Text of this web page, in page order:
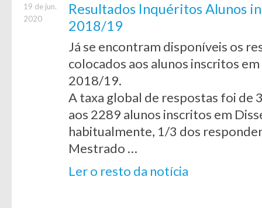
19 de jun.
2020
Resultados Inquéritos Alunos
2018/19
Já se encontram disponíveis os
colocados aos alunos inscritos
2018/19.
A taxa global de respostas foi de
aos 2289 alunos inscritos em
habitualmente, 1/3 dos
Mestrado …
Ler o resto da notícia